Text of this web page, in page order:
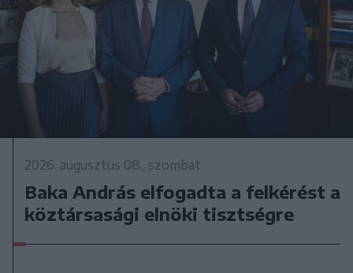
2026. augusztus 08., szombat
Baka András elfogadta a felkérést a
köztársasági elnöki tisztségre